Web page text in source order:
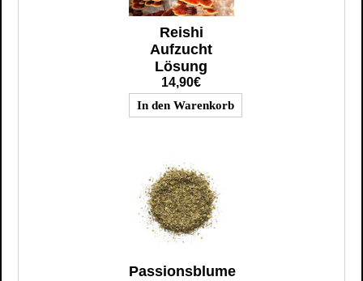
Reishi
Aufzucht
Lösung
14,90€
Passionsblume